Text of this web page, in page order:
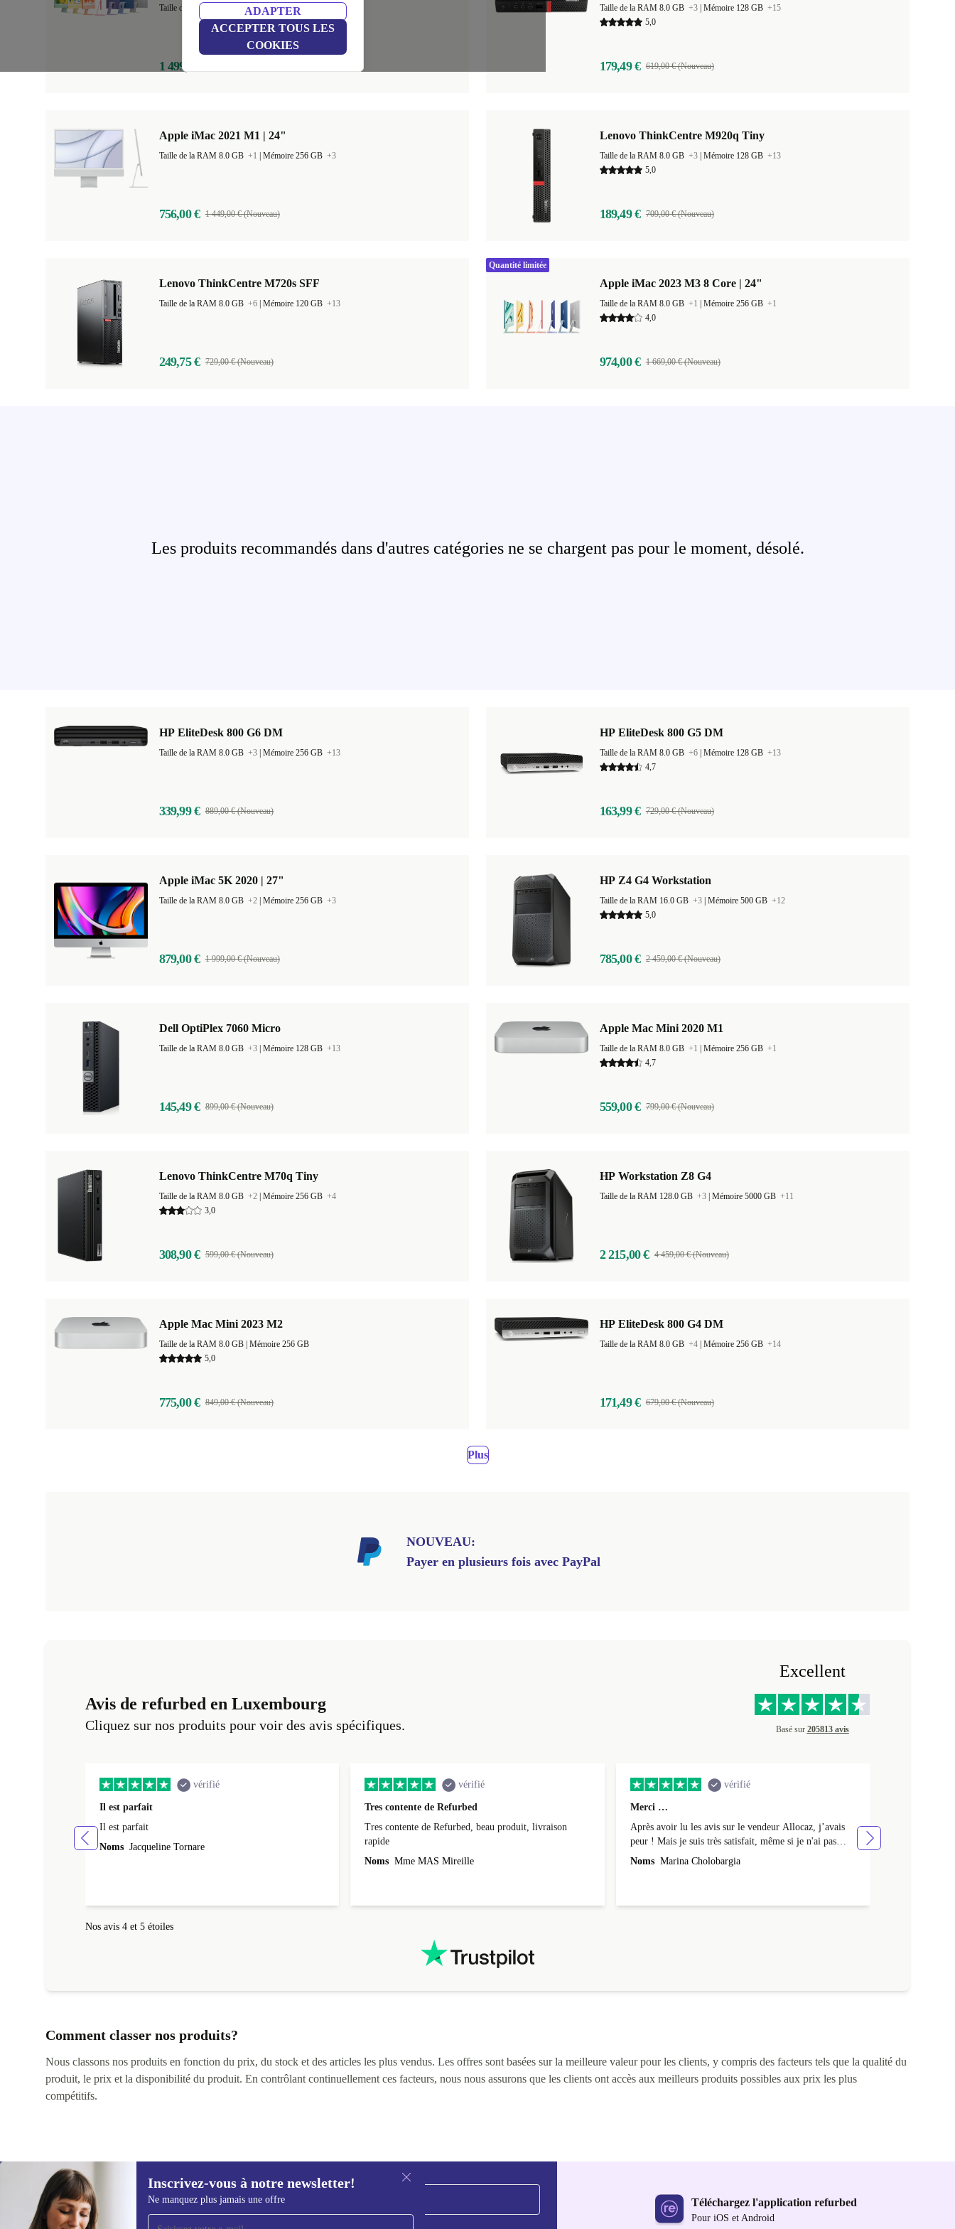
ADAPTER
ACCEPTER TOUS LES
COOKIES
Taille de la RAM 16.0 GB+1 |Mémoire 512 GB
1 499,00 €
Taille de la RAM 8.0 GB +3 Mémoire 128 GB +15
5,0
179,49 € 619,00 € (Nouveau)
Apple iMac 2021 M1 | 24"
Taille de la RAM 8.0 GB +1 Mémoire 256 GB +3
756,00 € 1 449,00 € (Nouveau)
Lenovo ThinkCentre M920q Tiny
Taille de la RAM 8.0 GB +3 Mémoire 128 GB +13
5,0
189,49 € 709,00 € (Nouveau)
Lenovo ThinkCentre M720s SFF
Taille de la RAM 8.0 GB +6 Mémoire 120 GB +13
249,75 € 729,00 € (Nouveau)
Apple iMac 2023 M3 8 Core | 24"
Taille de la RAM 8.0 GB +1 Mémoire 256 GB +1
4,0
974,00 € 1 669,00 € (Nouveau)
Quantité limitée
Les produits recommandés dans d'autres catégories ne se chargent pas pour le moment, désolé.
HP EliteDesk 800 G6 DM
Taille de la RAM 8.0 GB +3 Mémoire 256 GB +13
339,99 € 889,00 € (Nouveau)
HP EliteDesk 800 G5 DM
Taille de la RAM 8.0 GB +6 Mémoire 128 GB +13
4,7
163,99 € 729,00 € (Nouveau)
Apple iMac 5K 2020 | 27"
Taille de la RAM 8.0 GB +2 Mémoire 256 GB +3
879,00 € 1 999,00 € (Nouveau)
HP Z4 G4 Workstation
Taille de la RAM 16.0 GB +3 Mémoire 500 GB +12
5,0
785,00 € 2 459,00 € (Nouveau)
Dell OptiPlex 7060 Micro
Taille de la RAM 8.0 GB +3 Mémoire 128 GB +13
145,49 € 899,00 € (Nouveau)
Apple Mac Mini 2020 M1
Taille de la RAM 8.0 GB +1 Mémoire 256 GB +1
4,7
559,00 € 799,00 € (Nouveau)
Lenovo ThinkCentre M70q Tiny
Taille de la RAM 8.0 GB +2 Mémoire 256 GB +4
3,0
308,90 € 599,00 € (Nouveau)
HP Workstation Z8 G4
Taille de la RAM 128.0 GB +3 Mémoire 5000 GB +11
2 215,00 € 4 459,00 € (Nouveau)
Apple Mac Mini 2023 M2
Mémoire 256 GB
5,0
775,00 € 849,00 € (Nouveau)
HP EliteDesk 800 G4 DM
Taille de la RAM 8.0 GB +4 Mémoire 256 GB +14
171,49 € 679,00 € (Nouveau)
Plus
NOUVEAU:
Payer en plusieurs fois avec PayPal
Avis de refurbed en Luxembourg
Cliquez sur nos produits pour voir des avis spécifiques.
Excellent
Basé sur 205813 avis
vérifié
Il est parfait
Il est parfait
Noms Jacqueline Tornare
vérifié
Tres contente de Refurbed
Tres contente de Refurbed, beau produit, livraison
rapide
Noms Mme MAS Mireille
vérifié
Merci …
Après avoir lu les avis sur le vendeur Allocaz, j’avais
peur ! Mais je suis très satisfait, même si je n'ai pas
reçu l'emballage Apple d'origine, mais un emballage en
carton. Je l'ai aussi reçu avec un peu de retard. Cela fait
Noms Marina Cholobargia
Nos avis 4 et 5 étoiles
Comment classer nos produits?
Nous classons nos produits en fonction du prix, du stock et des articles les plus vendus. Les offres sont basées sur la meilleure valeur pour les clients, y compris des facteurs tels que la qualité du
produit, le prix et la disponibilité du produit. En contrôlant continuellement ces facteurs, nous nous assurons que les clients ont accès aux meilleurs produits possibles aux prix les plus
compétitifs.
Inscrivez-vous à notre newsletter!
Ne manquez plus jamais une offre
Recevoir offres et infos de
Téléchargez l'application refurbed
Pour iOS et Android